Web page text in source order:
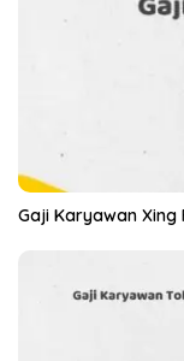
Gaji Karyawan Xing